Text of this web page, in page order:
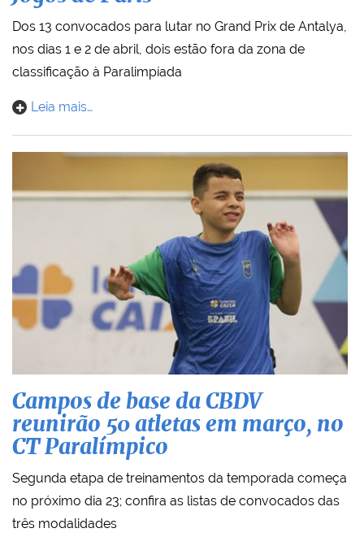
Dos 13 convocados para lutar no Grand Prix de Antalya,
nos dias 1 e 2 de abril, dois estão fora da zona de
classificação à Paralimpíada
Leia mais…
Campos de base da CBDV
reunirão 50 atletas em março, no
CT Paralímpico
Segunda etapa de treinamentos da temporada começa
no próximo dia 23; confira as listas de convocados das
três modalidades